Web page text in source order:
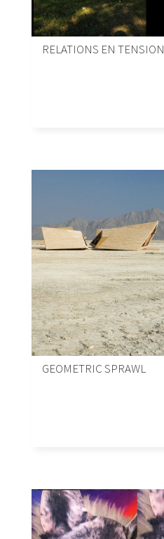
RELATIONS EN TENSION
GEOMETRIC SPRAWL